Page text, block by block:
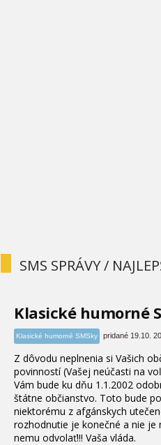
SMS SPRÁVY /
Klasické humorné
Klasické humorné SMSky pridané 19.10.
Z dôvodu neplnenia si Vašich
povinností (Vašej neúčasti na
Vám bude ku dňu 1.1.2002
štátne občianstvo. Toto bude
niektorému z afgánskych
rozhodnutie je konečné a nie je
nemu odvolať!!! Vaša vláda.